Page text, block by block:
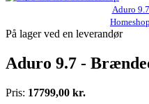
Aduro
På lager ved en leverandør
Aduro 9.7 -
Pris: 17799,00 kr.